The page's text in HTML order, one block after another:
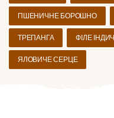
ПШЕНИЧНЕ БОРОШНО
ТРЕПАНГА ФІЛЕ
ЯЛОВИЧЕ СЕРЦЕ